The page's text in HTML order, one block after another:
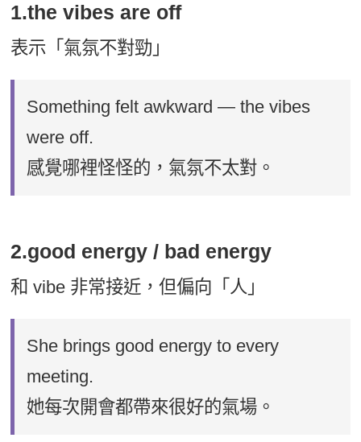
1.the vibes are off
表示「氣氛不對勁」
Something felt awkward — the vibes
were off.
感覺哪裡怪怪的，氣氛不太對。
2.good energy / bad energy
和 vibe 非常接近，但偏向「人」
She brings good energy to every
meeting.
她每次開會都帶來很好的氣場。